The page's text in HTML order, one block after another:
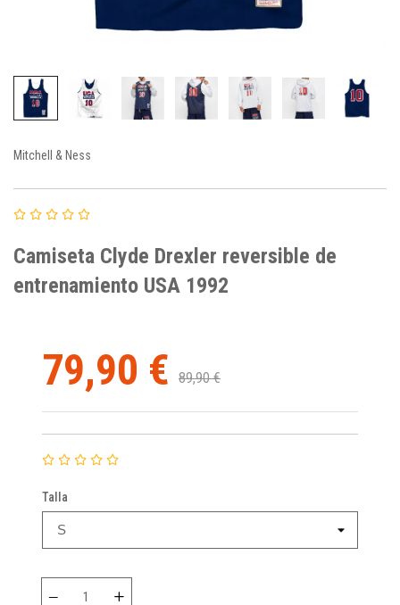
Mitchell & Ness
Camiseta Clyde Drexler reversible de
entrenamiento USA 1992
79,90 € 89,90 €
Talla